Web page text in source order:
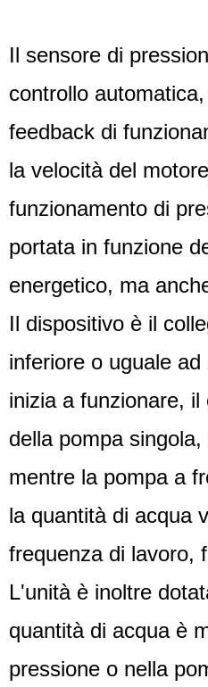
Il sensore di
controllo
feedback di
la velocità del
funzionamento di
portata in funzione
energetico, ma
Il dispositivo è il
inferiore o uguale
inizia a funzionare,
della pompa
mentre la pompa a
la quantità di acqua
frequenza di lavoro,
L'unità è inoltre
quantità di acqua è
pressione o nella